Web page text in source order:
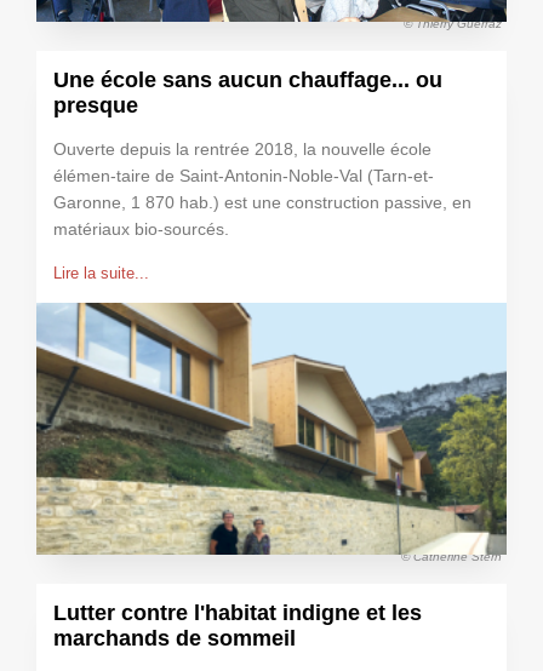
© Thierry Guerraz
Une école sans aucun chauffage... ou
presque
Ouverte depuis la rentrée 2018, la nouvelle école
élémen-taire de Saint-Antonin-Noble-Val (Tarn-et-
Garonne, 1 870 hab.) est une construction passive, en
matériaux bio-sourcés.
Lire la suite...
© Catherine Stern
Lutter contre l'habitat indigne et les
marchands de sommeil